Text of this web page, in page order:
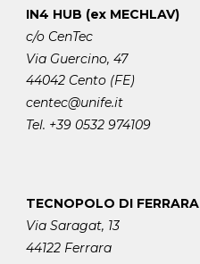
IN4 HUB (ex MECHLAV)
c/o CenTec
Via Guercino, 47
44042 Cento (FE)
centec@unife.it
Tel. +39 0532 974109
TECNOPOLO DI FERRARA
Via Saragat, 13
44122 Ferrara